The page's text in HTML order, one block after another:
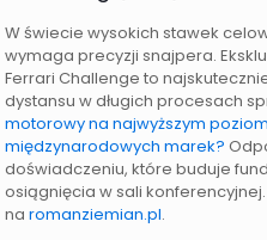
W świecie wysokich stawek
wymaga precyzji snajpera.
Ferrari Challenge to
dystansu w długich procesach
motorowy na najwyższym
międzynarodowych marek?
doświadczeniu, które buduje
osiągnięcia w sali
naromanziemian.pl.